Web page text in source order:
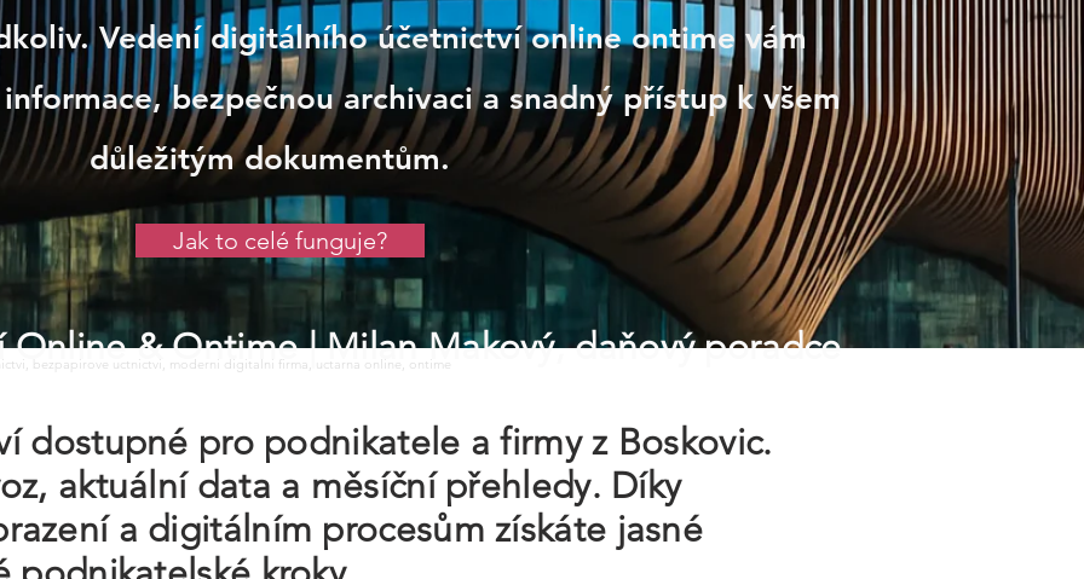
Vedení digitálního účetnictví online ontime vám
bezpečnou archivaci a snadný přístup k všem
důležitým dokumentům.
Jak to celé funguje?
Online & Ontime| Milan Makový, daňový poradce
bezpapirove uctnictvi, moderni digitalni firma, uctarna online, ontime
dostupné pro podnikatele a firmy z Boskovic.
aktuální data a měsíční přehledy. Díky
a digitálním procesům získáte jasné